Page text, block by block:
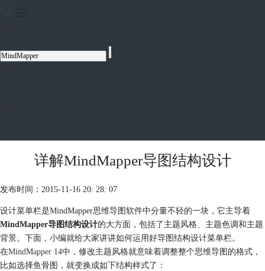
详解MindMapper导图结构设计
发布时间：2015-11-16 20: 28: 07
设计菜单栏是MindMapper思维导图软件中分量不轻的一块，它主导着
MindMapper导图结构设计的大方面，包括了主题风格、主题色调和主题
背景。下面，小编就给大家讲讲如何运用好导图结构设计菜单栏。
在MindMapper 14中，修改主题风格就意味着调整整个思维导图的格式，
比如选择鱼骨图，就变换成如下结构样式了：